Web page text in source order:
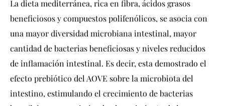
La dieta mediterránea, rica en fibra, ácidos grasos
beneficiosos y compuestos polifenólicos, se asocia con
una mayor diversidad microbiana intestinal, mayor
cantidad de bacterias beneficiosas y niveles reducidos
de inflamación intestinal. Es decir, esta demostrado el
efecto prebiótico del AOVE sobre la microbiota del
intestino, estimulando el crecimiento de bacterias